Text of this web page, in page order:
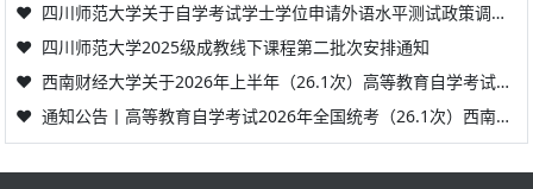
❤ 四川师范大学关于自学考试学士学位申请外语水平测试政策调整的通知
❤ 四川师范大学2025级成教线下课程第二批次安排通知
❤ 西南财经大学关于2026年上半年（26.1次）高等教育自学考试本科毕业论文现场答辩的通知
❤ 通知公告丨高等教育自学考试2026年全国统考（26.1次）西南财经大学考点公告